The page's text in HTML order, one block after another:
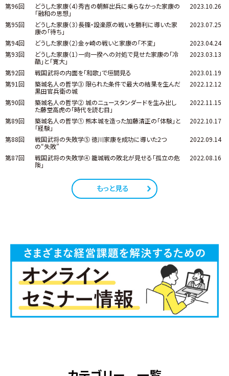
第96回
どうした家康（4）秀吉の朝鮮出兵に乗らなかった家康の
「融和の思想」
2023.10.26
第95回
どうした家康（3）長篠・設楽原の戦いを勝利に導いた家
康の「待ち」
2023.07.25
第94回 どうした家康（2）金ヶ崎の戦いと家康の「不変」
2023.04.24
第93回
どうした家康（1）一向一揆への対処で見せた家康の「冷
酷」と「寛大」
2023.03.13
第92回 戦国武将の内面を「和歌」で垣間見る
2023.01.19
第91回
築城名人の哲学③ 限られた条件で最大の結果を生んだ
黒田官兵衛の城
2022.12.12
第90回
築城名人の哲学② 城のニュースタンダードを生み出し
た藤堂高虎の「時代を読む目」
2022.11.15
第89回
築城名人の哲学① 熊本城を造った加藤清正の「体験」と
「経験」
2022.10.17
第88回
戦国武将の失敗学⑤ 徳川家康を成功に導いた2つ
の“失敗”
2022.09.14
第87回
戦国武将の失敗学④ 籠城戦の敗北が見せる「孤立の危
険」
2022.08.16
もっと見る